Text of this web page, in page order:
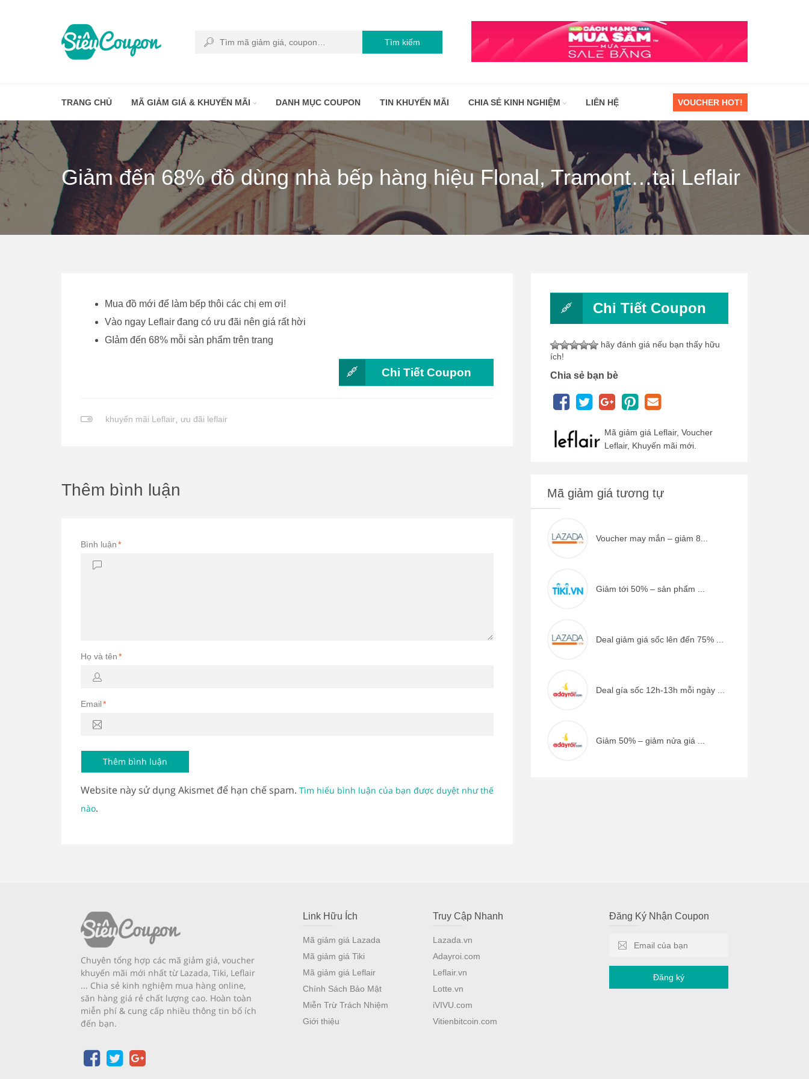
Tìm kiếm
TRANG CHỦ MÃ GIẢM GIÁ & KHUYẾN MÃI DANH MỤC COUPON TIN KHUYẾN MÃI CHIA SẺ KINH NGHIỆM LIÊN HỆ VOUCHER HOT!
Giảm đến 68% đồ dùng nhà bếp hàng hiệu Flonal, Tramont…tại Leflair
Mua đồ mới để làm bếp thôi các chị em ơi!
Vào ngay Leflair đang có ưu đãi nên giá rất hời
GIảm đến 68% mỗi sản phẩm trên trang
Chi Tiết Coupon
khuyến mãi Leflair, ưu đãi leflair
Thêm bình luận
Bình luận*
Họ và tên*
Email*
Website này sử dụng Akismet để hạn chế spam. Tìm hiểu bình luận của bạn được duyệt như thế
nào.
Chi Tiết Coupon
hãy đánh giá nếu bạn thấy hữu
ích!
Chia sẻ bạn bè
Mã giảm giá Leflair, Voucher
Leflair, Khuyến mãi mới.
Mã giảm giá tương tự
Voucher may mắn – giảm 8...
Giảm tới 50% – sản phẩm ...
Deal giảm giá sốc lên đến 75% ...
Deal gía sốc 12h-13h mỗi ngày ...
Giảm 50% – giảm nửa giá ...
Chuyên tổng hợp các mã giảm giá, voucher
khuyến mãi mới nhất từ Lazada, Tiki, Leflair
... Chia sẻ kinh nghiệm mua hàng online,
săn hàng giá rẻ chất lượng cao. Hoàn toàn
miễn phí & cung cấp nhiều thông tin bổ ích
đến bạn.
Link Hữu Ích
Mã giảm giá Lazada
Mã giảm giá Tiki
Mã giảm giá Leflair
Chính Sách Bảo Mật
Miễn Trừ Trách Nhiệm
Giới thiệu
Truy Cập Nhanh
Lazada.vn
Adayroi.com
Leflair.vn
Lotte.vn
iVIVU.com
Vitienbitcoin.com
Đăng Ký Nhận Coupon
Đăng ký